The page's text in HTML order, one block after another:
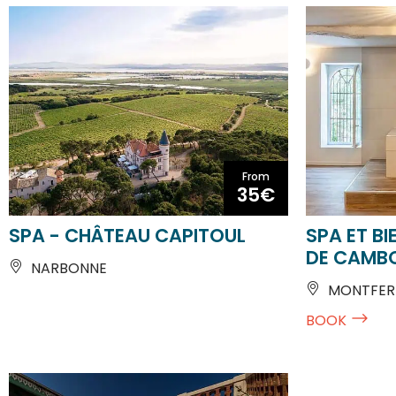
From
35€
SPA - CHÂTEAU CAPITOUL
NARBONNE
SPA ET
DE
BOOK